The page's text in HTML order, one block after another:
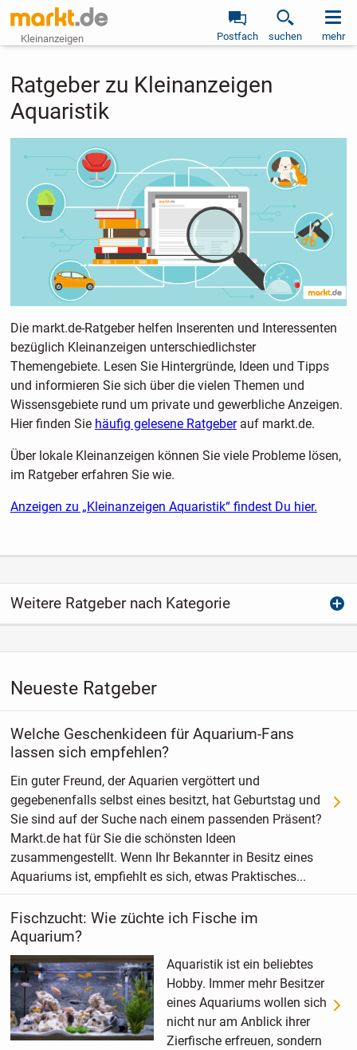
Kleinanzeigen Postfach suchen mehr
Ratgeber zu Kleinanzeigen
Aquaristik
Die markt.de-Ratgeber helfen Inserenten und Interessenten
bezüglich Kleinanzeigen unterschiedlichster
Themengebiete. Lesen Sie Hintergründe, Ideen und Tipps
und informieren Sie sich über die vielen Themen und
Wissensgebiete rund um private und gewerbliche Anzeigen.
Hier finden Sie häufig gelesene Ratgeberauf markt.de.
Über lokale Kleinanzeigen können Sie viele Probleme lösen,
im Ratgeber erfahren Sie wie.
Anzeigen zu „Kleinanzeigen Aquaristik“ findest Du hier.
Weitere Ratgeber nach Kategorie
Neueste Ratgeber
Welche Geschenkideen für Aquarium-Fans
lassen sich empfehlen?
Ein guter Freund, der Aquarien vergöttert und
gegebenenfalls selbst eines besitzt, hat Geburtstag und
Sie sind auf der Suche nach einem passenden Präsent?
Markt.de hat für Sie die schönsten Ideen
zusammengestellt. Wenn Ihr Bekannter in Besitz eines
Aquariums ist, empfiehlt es sich, etwas Praktisches...
Fischzucht: Wie züchte ich Fische im
Aquarium?
Aquaristik ist ein beliebtes
Hobby. Immer mehr Besitzer
eines Aquariums wollen sich
nicht nur am Anblick ihrer
Zierfische erfreuen, sondern